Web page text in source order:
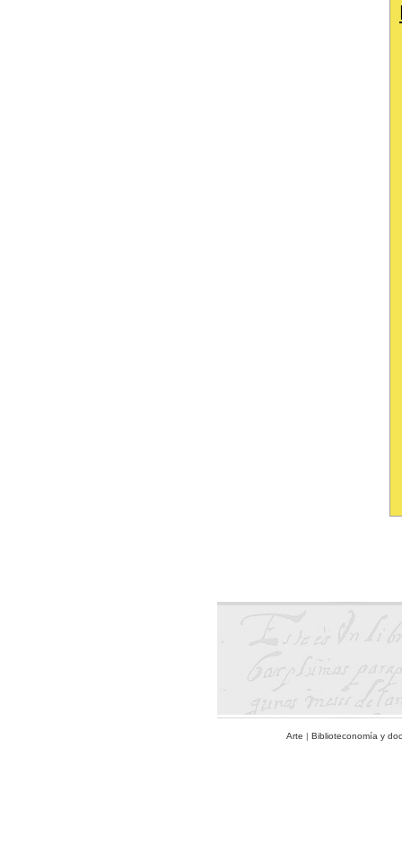
Arte | Biblioteconomía y